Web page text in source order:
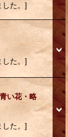
した。]
した。]
い花・略
した。]